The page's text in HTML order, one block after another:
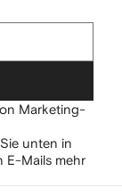
Marketing-
unten in
E-Mails mehr